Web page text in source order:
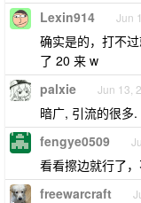
Lexin914 Jun
确实是的，打不
了 20 来 w
palxie Jun 13,
暗广, 引流的很多.
fengye0509
看看擦边就行了
freewarcraft